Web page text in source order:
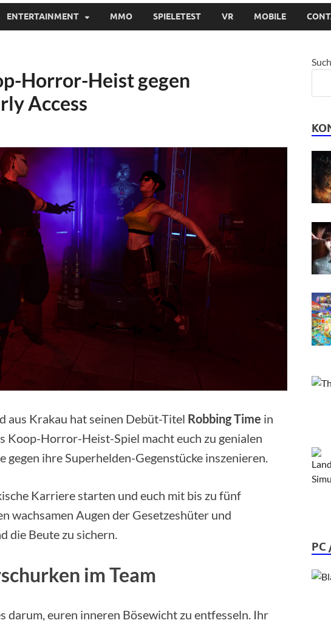
ENTERTAINMENT MMO SPIELETEST VR MOBILE
Horror-Heist gegen
Access
aus Krakau hat seinen Debüt-Titel Robbing Time in
Koop-Horror-Heist-Spiel macht euch zu genialen
gegen ihre Superhelden-Gegenstücke inszenieren.
Karriere starten und euch mit bis zu fünf
wachsamen Augen der Gesetzeshüter und
die Beute zu sichern.
im Team
darum, euren inneren Bösewicht zu entfesseln. Ihr
PC